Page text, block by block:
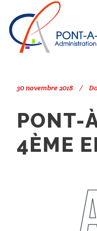
PONT-À-CELLES
30 novembre 2018
PONT-
4ÈME